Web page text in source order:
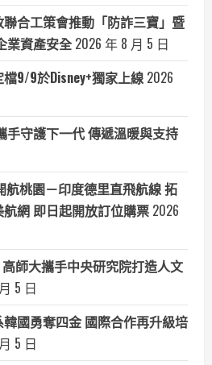
合工策會推動「防詐三寶」暨
業資產安全 2026 年 8 月 5 日
9/9於Disney+獨家上線 2026
手守護下一代 傳遞溫暖與支持
航桃園－印度德里直飛航線 拓
網 即日起開放訂位購票 2026
師大攜手中央研究院打造人文
5 日
國勇奪四金 國際合作再升級培
5 日